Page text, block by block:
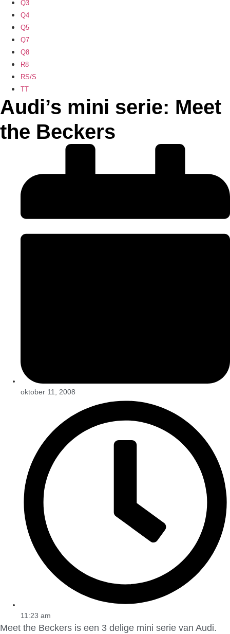
Q3
Q4
Q5
Q7
Q8
R8
RS/S
TT
Audi’s mini serie: Meet
the Beckers
oktober 11, 2008
11:23 am
Meet the Beckers is een 3 delige mini serie van Audi.